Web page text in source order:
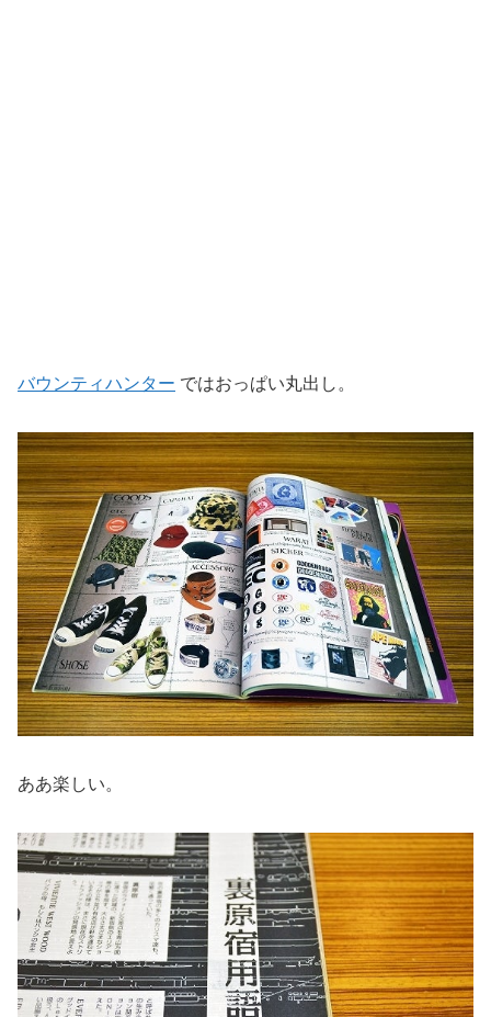
バウンティハンター ではおっぱい丸出し。
ああ楽しい。